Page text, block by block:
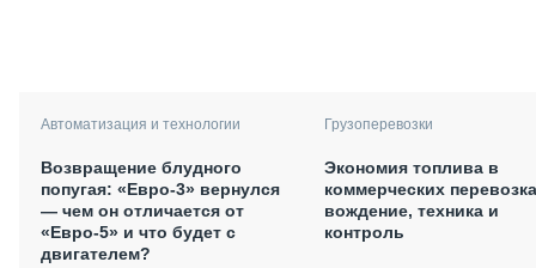
Автоматизация и технологии
Возвращение блудного
попугая: «Евро-3» вернулся
— чем он отличается от
«Евро-5» и что будет с
двигателем?
Грузоперевозки
Экономия топлива в
коммерческих
вождение, техника и
контроль